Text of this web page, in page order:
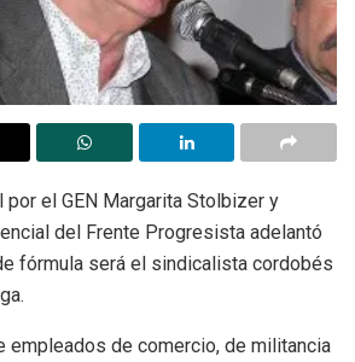
por el GEN Margarita Stolbizer y
del Frente Progresista adelantó
fórmula será el sindicalista cordobés
empleados de comercio, de militancia